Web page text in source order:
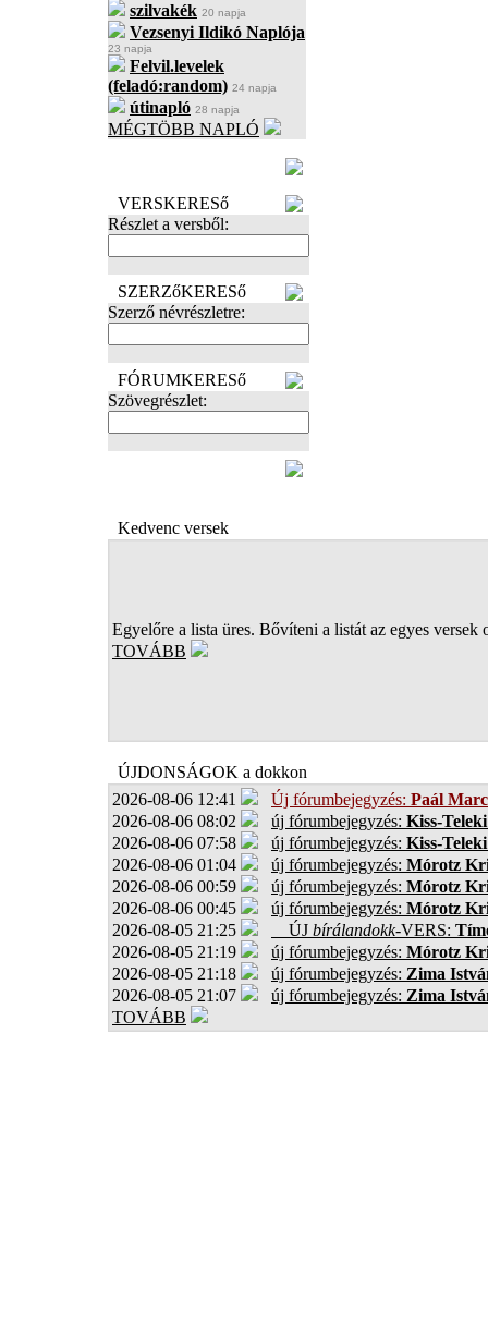
szilvakék 20 napja
Vezsenyi Ildikó Naplója
23 napja
Felvil.levelek
(feladó:random) 24 napja
útinapló 28 napja
MÉGTÖBB NAPLÓ
VERSKERESő
Részlet a versből:
SZERZőKERESő
Szerző névrészletre:
FÓRUMKERESő
Szövegrészlet:
Kedvenc versek
Egyelőre a lista üres. Bővíteni a listát az egyes versek
TOVÁBB
ÚJDONSÁGOK a dokkon
2026-08-06 12:41
Új fórumbejegyzés: Paál
2026-08-06 08:02
új fórumbejegyzés: Kiss-
2026-08-06 07:58
új fórumbejegyzés: Kiss-
2026-08-06 01:04
új fórumbejegyzés: Mórotz
2026-08-06 00:59
új fórumbejegyzés: Mórotz
2026-08-06 00:45
új fórumbejegyzés: Mórotz
2026-08-05 21:25
ÚJ bírálandokk-VERS:
2026-08-05 21:19
új fórumbejegyzés: Mórotz
2026-08-05 21:18
új fórumbejegyzés: Zima
2026-08-05 21:07
új fórumbejegyzés: Zima
TOVÁBB